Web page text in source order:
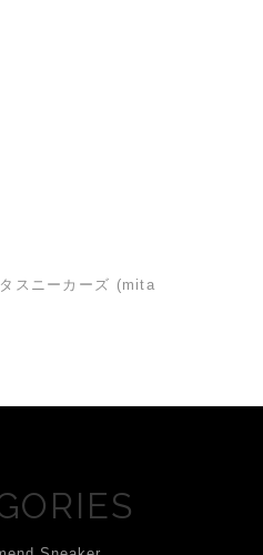
タスニーカーズ (mita